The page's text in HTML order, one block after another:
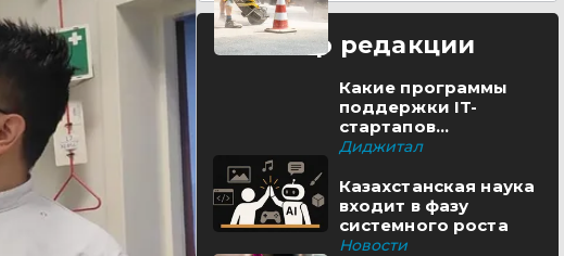
Выбор редакции
Какие программы
поддержки IT-
стартапов
реализуются в
Диджитал
Казахстанская наука
входит в фазу
системного роста
Новости